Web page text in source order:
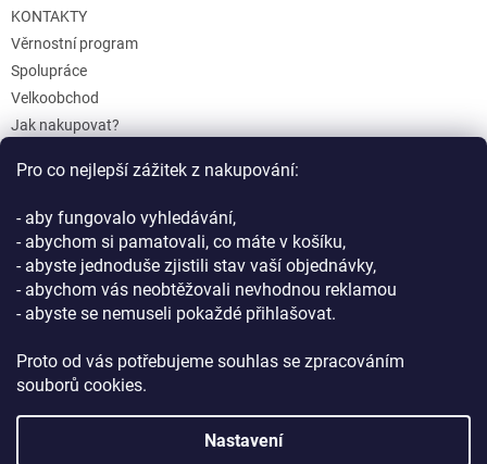
Pro co nejlepší zážitek z nakupování:
- aby fungovalo vyhledávání,
- abychom si pamatovali, co máte v košíku,
- abyste jednoduše zjistili stav vaší objednávky,
- abychom vás neobtěžovali nevhodnou reklamou
- abyste se nemuseli pokaždé přihlašovat.
Proto od vás potřebujeme souhlas se zpracováním
souborů cookies.
Nastavení
KONTAKTY
Věrnostní program
Spolupráce
Velkoobchod
Jak nakupovat?
Reklamace a Vrácení
Obchodní podmínky
Podmínky ochrany osobních údajů